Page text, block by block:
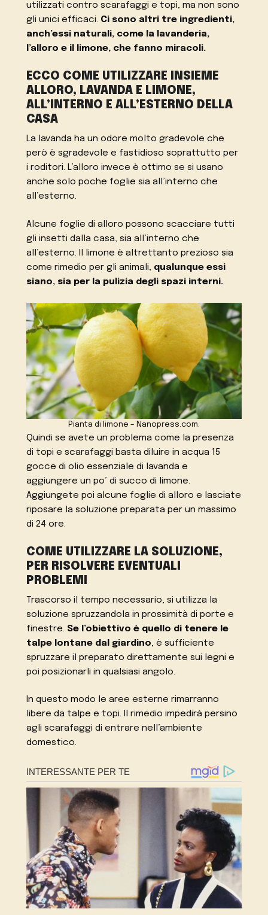
utilizzati contro scarafaggi e topi, ma non sono
gli unici efficaci. Ci sono altri tre ingredienti,
anch’essi naturali, come la lavanderia,
l’alloro e il limone, che fanno miracoli.
ECCO COME UTILIZZARE INSIEME
ALLORO, LAVANDA E LIMONE,
ALL’INTERNO E ALL’ESTERNO DELLA
CASA
La lavanda ha un odore molto gradevole che
però è sgradevole e fastidioso soprattutto per
i roditori. L’alloro invece è ottimo se si usano
anche solo poche foglie sia all’interno che
all’esterno.
Alcune foglie di alloro possono scacciare tutti
gli insetti dalla casa, sia all’interno che
all’esterno. Il limone è altrettanto prezioso sia
come rimedio per gli animali, qualunque essi
siano, sia per la pulizia degli spazi interni.
Pianta di limone – Nanopress.com.
Quindi se avete un problema come la presenza
di topi e scarafaggi basta diluire in acqua 15
gocce di olio essenziale di lavanda e
aggiungere un po’ di succo di limone.
Aggiungete poi alcune foglie di alloro e lasciate
riposare la soluzione preparata per un massimo
di 24 ore.
COME UTILIZZARE LA SOLUZIONE,
PER RISOLVERE EVENTUALI
PROBLEMI
Trascorso il tempo necessario, si utilizza la
soluzione spruzzandola in prossimità di porte e
finestre. Se l’obiettivo è quello di tenere le
talpe lontane dal giardino, è sufficiente
spruzzare il preparato direttamente sui legni e
poi posizionarli in qualsiasi angolo.
In questo modo le aree esterne rimarranno
libere da talpe e topi. Il rimedio impedirà persino
agli scarafaggi di entrare nell’ambiente
domestico.